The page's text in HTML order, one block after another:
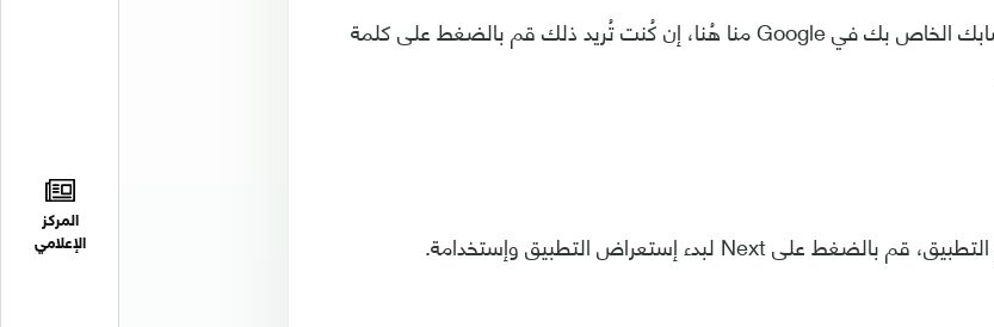
المركز
الإعلامي
3- يُمكنك إختيار تحديث حسابك الخاص بك في Google منا هُنا، إن كُنت تُريد ذلك قم بالضغط على كلمة